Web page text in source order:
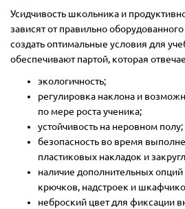
Усидчивость школьника и
зависят от правильно
создать оптимальные условия для
обеспечивают партой, которая
экологичность;
регулировка наклона и
по мере роста ученика;
устойчивость на неровном полу;
безопасность во время
пластиковых накладок и
наличие дополнительных
крючков, надстроек и
неброский цвет для фиксации